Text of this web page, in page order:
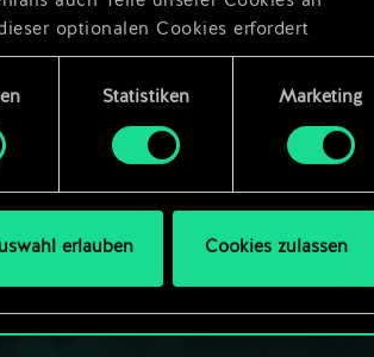
optionalen Cookies erfordert
auch alle Einstellungen rund
Statistiken Marketing
erlauben Cookies zulassen